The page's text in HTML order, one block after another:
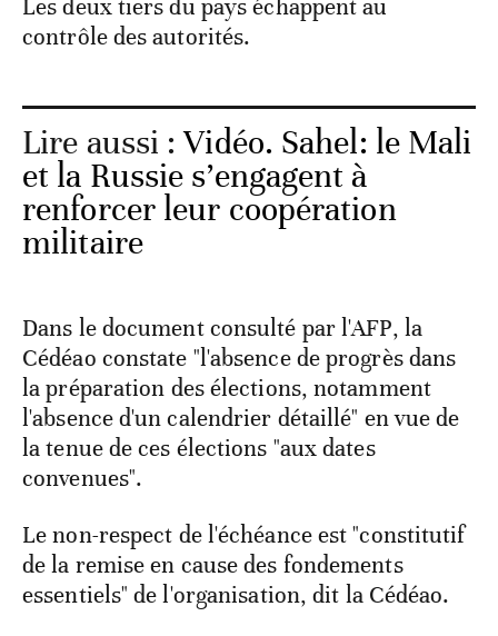
Les deux tiers du pays échappent au
contrôle des autorités.
Lire aussi :Vidéo. Sahel: le Mali
et la Russie s’engagent à
renforcer leur coopération
militaire
Dans le document consulté par l'AFP, la
Cédéao constate "l'absence de progrès dans
la préparation des élections, notamment
l'absence d'un calendrier détaillé" en vue de
la tenue de ces élections "aux dates
convenues".
Le non-respect de l'échéance est "constitutif
de la remise en cause des fondements
essentiels" de l'organisation, dit la Cédéao.